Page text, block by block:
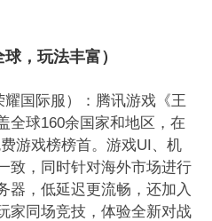
，玩法丰富）
国际服）：腾讯游戏《王
全球160余国家和地区，在
游戏榜榜首。游戏UI、机
致，同时针对海外市场进行
器，低延迟更流畅，还加入
家同场竞技，体验全新对战